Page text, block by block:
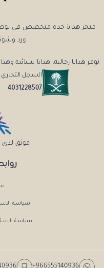
سياسة
سياسة
متجر هدايا جدة متخصص في
ورد
نوفر هدايا رجاليه، هدايا
السجل التجاري
4031228507
موثق لدى
+966555140936